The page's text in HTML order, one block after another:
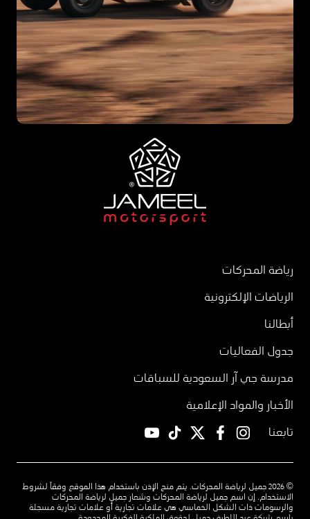
رياضة المحركات
الرياضات الإلكترونية
أبطالنا
جدول الفعاليات
مدرسة جي آر السعودية للسباقات
الأخبار والمواد الإعلامية
تابعنا
instagram
facebook
twitter
TikTok
© 2026 جميل لرياضة المحركات. يتم منح الإذن باستخدام هذا الموقع وفقاً لشروط
الاستخدام. إن اسم جميل لرياضة المحركات وشعار جميل لرياضة المحركات
والرسومات ذات الشكل الخماسي هي علامات تجارية أو علامات تجارية مسجلة